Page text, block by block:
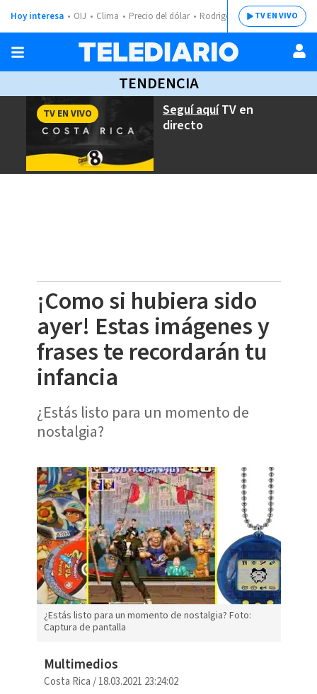
Hoy interesa OIJ Clima Precio del dólar Rodrigo ChavesTV EN VIVO
TENDENCIA
Seguí aquíTV en
directo
TV EN VIVO
¡Como si hubiera sido
ayer! Estas imágenes y
frases te recordarán tu
infancia
¿Estás listo para un momento de
nostalgia?
¿Estás listo para un momento de nostalgia? Foto:
Captura de pantalla
Multimedios
Costa Rica /18.03.2021 23:24:02